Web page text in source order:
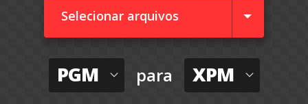
Selecionar arquivos
PGM para XPM